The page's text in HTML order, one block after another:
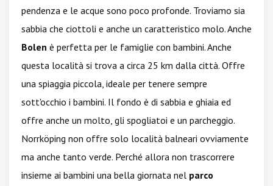
pendenza e le acque sono poco profonde. Troviamo sia
sabbia che ciottoli e anche un caratteristico molo. Anche
Bolen è perfetta per le famiglie con bambini. Anche
questa località si trova a circa 25 km dalla città. Offre
una spiaggia piccola, ideale per tenere sempre
sott'occhio i bambini. Il fondo è di sabbia e ghiaia ed
offre anche un molto, gli spogliatoi e un parcheggio.
Norrköping non offre solo località balneari ovviamente
ma anche tanto verde. Perché allora non trascorrere
insieme ai bambini una bella giornata nel parco